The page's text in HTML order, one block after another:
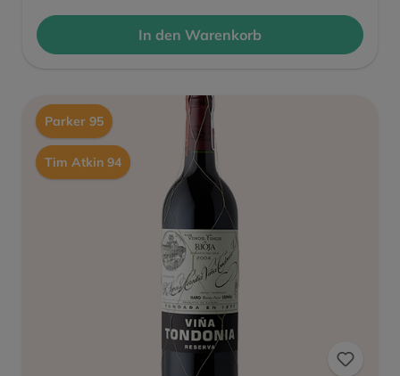
In den Warenkorb
Parker 95
Tim Atkin 94